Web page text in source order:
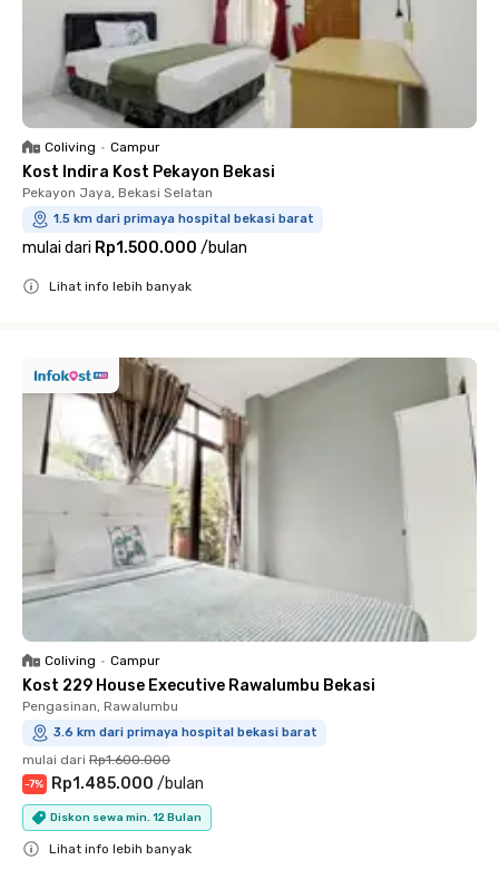
Coliving • Campur
Kost Indira Kost Pekayon Bekasi
Pekayon Jaya, Bekasi Selatan
1.5 km dari primaya hospital bekasi barat
mulai dari Rp1.500.000 /bulan
Lihat info lebih banyak
Coliving • Campur
Kost 229 House Executive Rawalumbu Bekasi
Pengasinan, Rawalumbu
3.6 km dari primaya hospital bekasi barat
mulai dari Rp1.600.000
-7% Rp1.485.000 /bulan
Diskon sewa min. 12 Bulan
Lihat info lebih banyak